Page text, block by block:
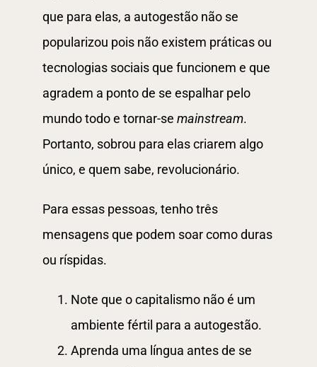
que para elas, a autogestão não se
popularizou pois não existem práticas ou
tecnologias sociais que funcionem e que
agradem a ponto de se espalhar pelo
mundo todo e tornar-se mainstream.
Portanto, sobrou para elas criarem algo
único, e quem sabe, revolucionário.
Para essas pessoas, tenho três
mensagens que podem soar como duras
ou ríspidas.
Note que o capitalismo não é um
ambiente fértil para a autogestão.
Aprenda uma língua antes de se